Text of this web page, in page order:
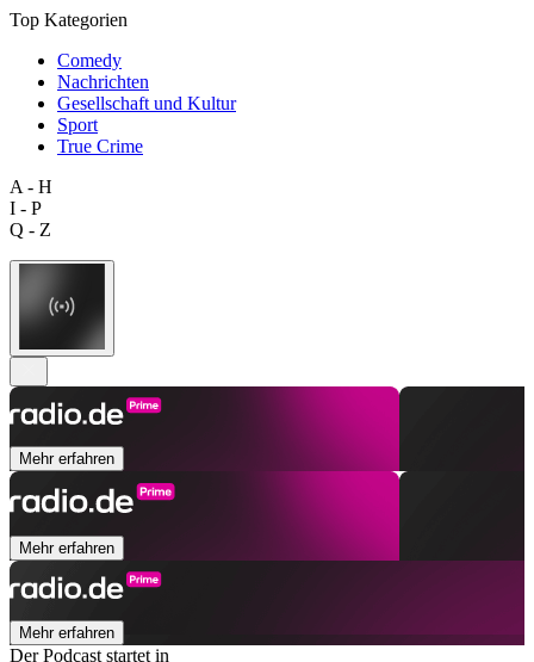
Top Kategorien
Comedy
Nachrichten
Gesellschaft und Kultur
Sport
True Crime
A - H
I - P
Q - Z
Mehr erfahren
Mehr erfahren
Mehr erfahren
Der Podcast startet in